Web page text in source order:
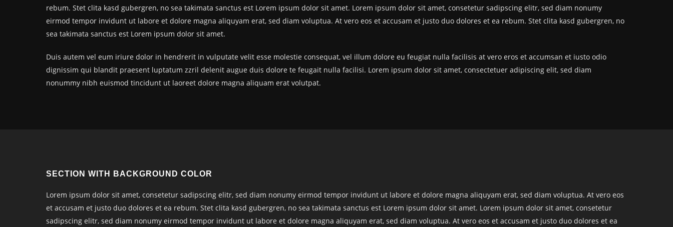
rebum. Stet clita kasd gubergren, no sea takimata sanctus est Lorem ipsum dolor sit amet. Lorem ipsum dolor sit amet, consetetur sadipscing elitr, sed diam nonumy
eirmod tempor invidunt ut labore et dolore magna aliquyam erat, sed diam voluptua. At vero eos et accusam et justo duo dolores et ea rebum. Stet clita kasd gubergren, no
sea takimata sanctus est Lorem ipsum dolor sit amet.
Duis autem vel eum iriure dolor in hendrerit in vulputate velit esse molestie consequat, vel illum dolore eu feugiat nulla facilisis at vero eros et accumsan et iusto odio
dignissim qui blandit praesent luptatum zzril delenit augue duis dolore te feugait nulla facilisi. Lorem ipsum dolor sit amet, consectetuer adipiscing elit, sed diam
nonummy nibh euismod tincidunt ut laoreet dolore magna aliquam erat volutpat.
SECTION WITH BACKGROUND COLOR
Lorem ipsum dolor sit amet, consetetur sadipscing elitr, sed diam nonumy eirmod tempor invidunt ut labore et dolore magna aliquyam erat, sed diam voluptua. At vero eos
et accusam et justo duo dolores et ea rebum. Stet clita kasd gubergren, no sea takimata sanctus est Lorem ipsum dolor sit amet. Lorem ipsum dolor sit amet, consetetur
sadipscing elitr, sed diam nonumy eirmod tempor invidunt ut labore et dolore magna aliquyam erat, sed diam voluptua. At vero eos et accusam et justo duo dolores et ea